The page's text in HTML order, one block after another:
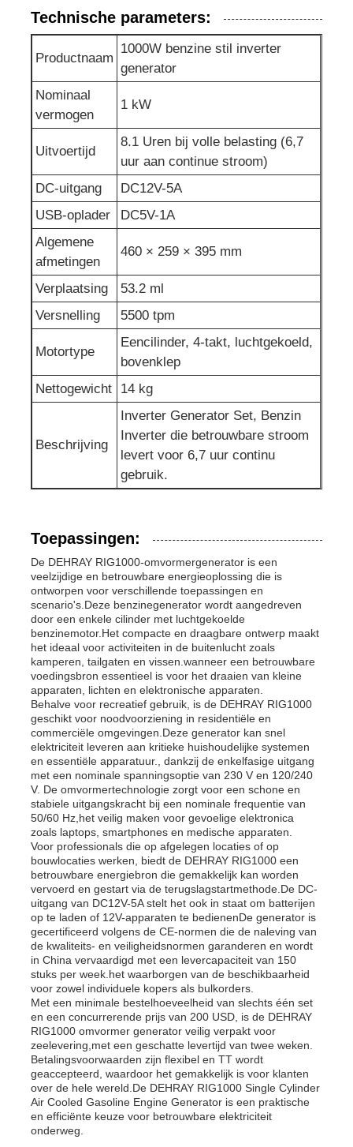
afvalwaterpomp
Technische parameters:
Productnaam
1000W benzine stil inverter
generator
Nominaal
vermogen
1 kW
Uitvoertijd
8.1 Uren bij volle belasting (6,7
uur aan continue stroom)
DC-uitgang
DC12V-5A
USB-oplader
DC5V-1A
Algemene
afmetingen
460 × 259 × 395 mm
Verplaatsing
53.2 ml
Versnelling
5500 tpm
Motortype
Eencilinder, 4-takt, luchtgekoeld,
bovenklep
Nettogewicht
14 kg
Beschrijving
Inverter Generator Set, Benzin
Inverter die betrouwbare stroom
levert voor 6,7 uur continu
gebruik.
Toepassingen:
De DEHRAY RIG1000-omvormergenerator is een
veelzijdige en betrouwbare energieoplossing die is
ontworpen voor verschillende toepassingen en
scenario's.Deze benzinegenerator wordt aangedreven
door een enkele cilinder met luchtgekoelde
benzinemotor.Het compacte en draagbare ontwerp maakt
het ideaal voor activiteiten in de buitenlucht zoals
kamperen, tailgaten en vissen.wanneer een betrouwbare
voedingsbron essentieel is voor het draaien van kleine
apparaten, lichten en elektronische apparaten.
Behalve voor recreatief gebruik, is de DEHRAY RIG1000
geschikt voor noodvoorziening in residentiële en
commerciële omgevingen.Deze generator kan snel
elektriciteit leveren aan kritieke huishoudelijke systemen
en essentiële apparatuur., dankzij de enkelfasige uitgang
met een nominale spanningsoptie van 230 V en 120/240
V. De omvormertechnologie zorgt voor een schone en
stabiele uitgangskracht bij een nominale frequentie van
50/60 Hz,het veilig maken voor gevoelige elektronica
zoals laptops, smartphones en medische apparaten.
Voor professionals die op afgelegen locaties of op
bouwlocaties werken, biedt de DEHRAY RIG1000 een
betrouwbare energiebron die gemakkelijk kan worden
vervoerd en gestart via de terugslagstartmethode.De DC-
uitgang van DC12V-5A stelt het ook in staat om batterijen
op te laden of 12V-apparaten te bedienenDe generator is
gecertificeerd volgens de CE-normen die de naleving van
de kwaliteits- en veiligheidsnormen garanderen en wordt
in China vervaardigd met een levercapaciteit van 150
stuks per week.het waarborgen van de beschikbaarheid
voor zowel individuele kopers als bulkorders.
Met een minimale bestelhoeveelheid van slechts één set
en een concurrerende prijs van 200 USD, is de DEHRAY
RIG1000 omvormer generator veilig verpakt voor
zeelevering,met een geschatte levertijd van twee weken.
Betalingsvoorwaarden zijn flexibel en TT wordt
geaccepteerd, waardoor het gemakkelijk is voor klanten
over de hele wereld.De DEHRAY RIG1000 Single Cylinder
Air Cooled Gasoline Engine Generator is een praktische
en efficiënte keuze voor betrouwbare elektriciteit
onderweg.